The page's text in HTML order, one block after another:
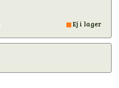
Ej i lager